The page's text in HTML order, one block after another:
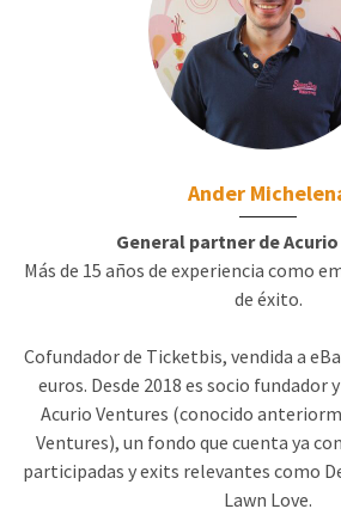
Ander
General partner de
Más de 15 años de experiencia como
de éxito.
Cofundador de Ticketbis, vendida a
euros. Desde 2018 es socio fundador
Acurio Ventures (conocido
Ventures), un fondo que cuenta ya
participadas y exits relevantes como
Lawn Love.